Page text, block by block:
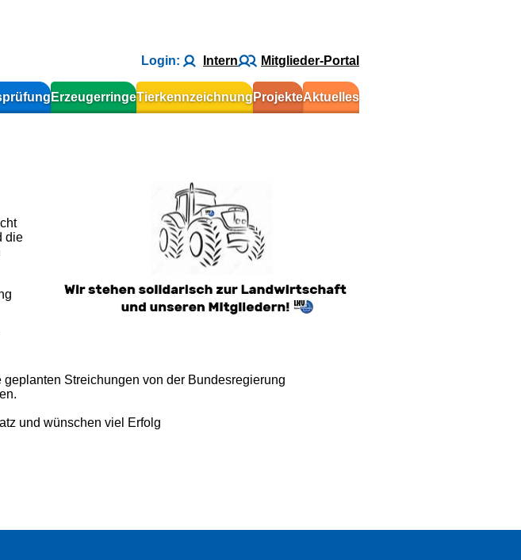
Login: Intern Mitglieder-Portal
ErzeugerringeTierkennzeichnungProjekteAktuelles
die
Streichungen von der Bundesregierung
und wünschen viel Erfolg